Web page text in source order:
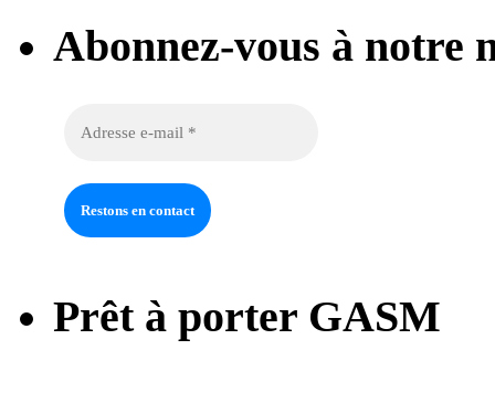
Abonnez-vous à notre
Prêt à porter GASM